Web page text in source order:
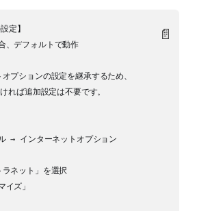
定】
デフォルトで動作
プションの設定を継承するため、
れば追加設定は不要です。
→ インターネットオプション
ネット」を選択
ズ」
📄